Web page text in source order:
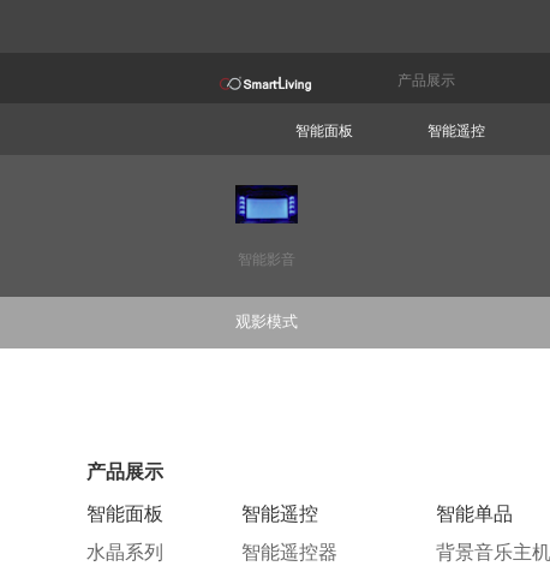
产品展示
智能面板
智能影音
观影模式
智能遥控
产品展示
智能面板
水晶系列
智能遥控
智能遥控器
智能单品
背景音乐主机